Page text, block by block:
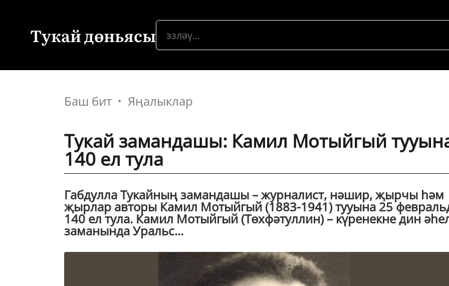
Тукай дөньясы
Баш бит Яңалыклар
Тукай замандашы: Камил Мотыйгый
140 ел тула
Габдулла Тукайның замандашы – журналист, нәшир, җырчы һәм
җырлар авторы Камил Мотыйгый (1883-1941) тууына 25
140 ел тула. Камил Мотыйгый (Төхфәтуллин) – күренекне дин
заманында Уральс...